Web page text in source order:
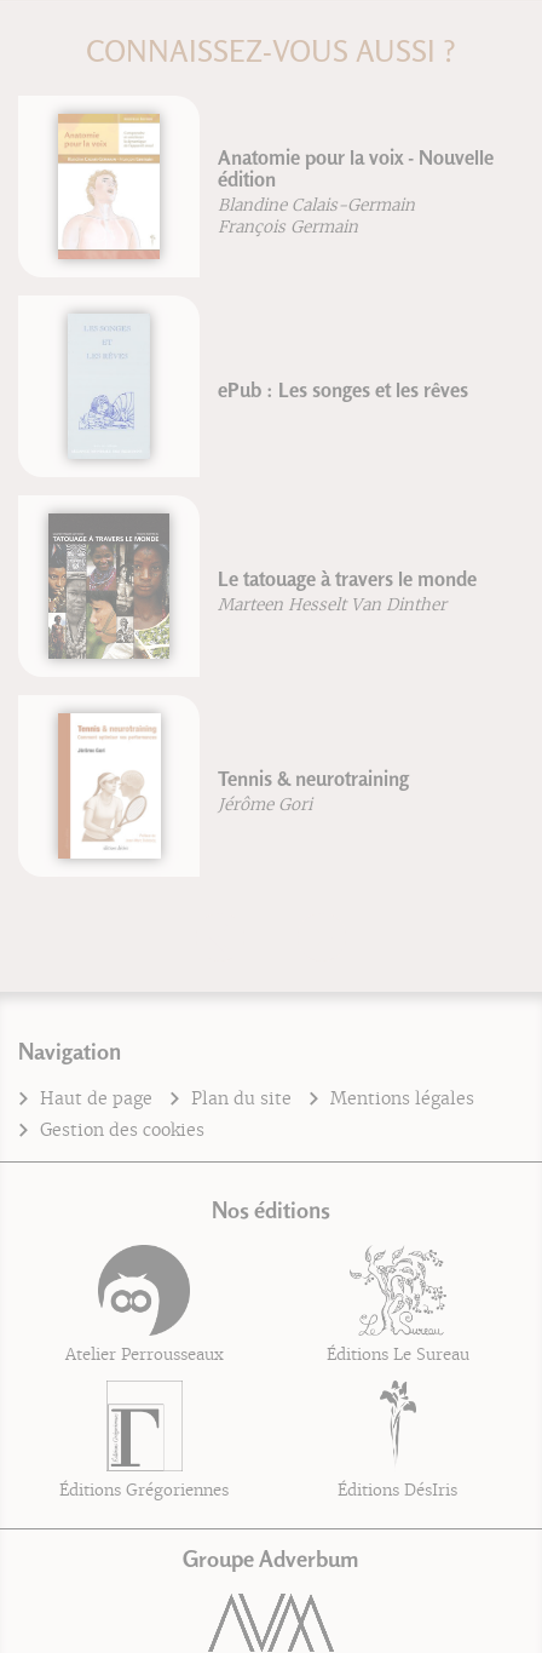
CONNAISSEZ-VOUS AUSSI ?
Anatomie pour la voix - Nouvelle
édition
Blandine Calais-Germain
François Germain
ePub : Les songes et les rêves
Le tatouage à travers le monde
Marteen Hesselt Van Dinther
Tennis & neurotraining
Jérôme Gori
Navigation
Haut de page Plan du site
Mentions légales
Gestion des cookies
Nos éditions
Atelier Perrousseaux Éditions Le Sureau
Éditions Grégoriennes Éditions DésIris
Groupe Adverbum